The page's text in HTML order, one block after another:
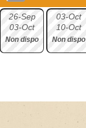
26-Sep
03-Oct
Non dispo
03-Oct
10-Oct
Non dispo